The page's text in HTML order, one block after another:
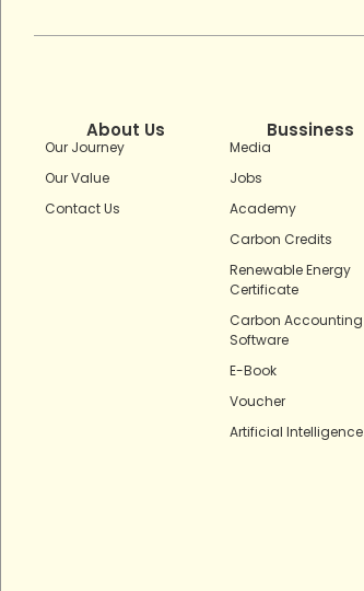
About Us
Our Journey
Our Value
Contact Us
Bussiness
Media
Jobs
Academy
Carbon Credits
Renewable Energy
Certificate
Carbon Accounting
Software
E-Book
Voucher
Artificial Intelligence